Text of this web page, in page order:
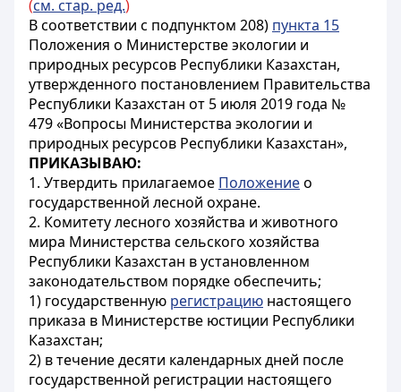
(см. стар. ред.)
В соответствии с подпунктом 208) пункта 15
Положения о Министерстве экологии и
природных ресурсов Республики Казахстан,
утвержденного постановлением Правительства
Республики Казахстан от 5 июля 2019 года №
479 «Вопросы Министерства экологии и
природных ресурсов Республики Казахстан»,
ПРИКАЗЫВАЮ:
1. Утвердить прилагаемое Положениео
государственной лесной охране.
2. Комитету лесного хозяйства и животного
мира Министерства сельского хозяйства
Республики Казахстан в установленном
законодательством порядке обеспечить;
1) государственную регистрацию настоящего
приказа в Министерстве юстиции Республики
Казахстан;
2) в течение десяти календарных дней после
государственной регистрации настоящего